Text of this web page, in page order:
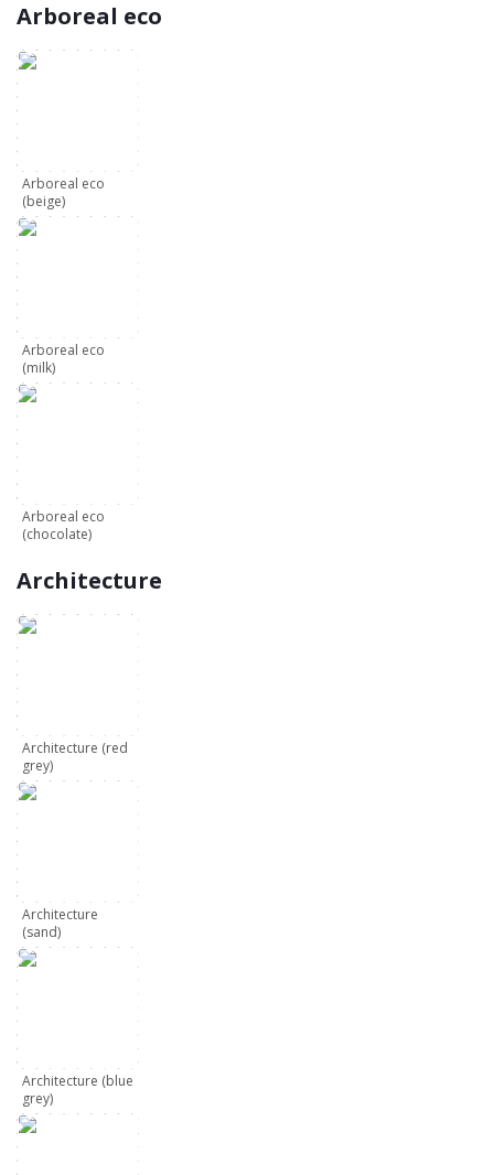
Arboreal eco
Arboreal eco
(beige)
Arboreal eco
(milk)
Arboreal eco
(chocolate)
Architecture
Architecture (red
grey)
Architecture
(sand)
Architecture (blue
grey)